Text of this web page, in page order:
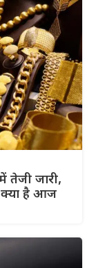
तेजी जारी,
क्या है आज